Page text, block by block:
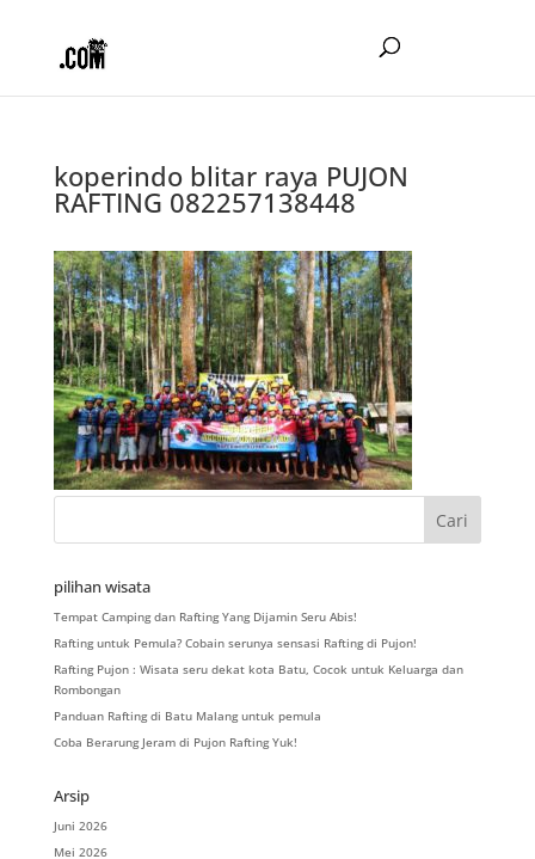
koperindo blitar raya PUJON
RAFTING 082257138448
pilihan wisata
Tempat Camping dan Rafting Yang Dijamin Seru Abis!
Rafting untuk Pemula? Cobain serunya sensasi Rafting di Pujon!
Rafting Pujon : Wisata seru dekat kota Batu, Cocok untuk Keluarga dan
Rombongan
Panduan Rafting di Batu Malang untuk pemula
Coba Berarung Jeram di Pujon Rafting Yuk!
Arsip
Juni 2026
Mei 2026